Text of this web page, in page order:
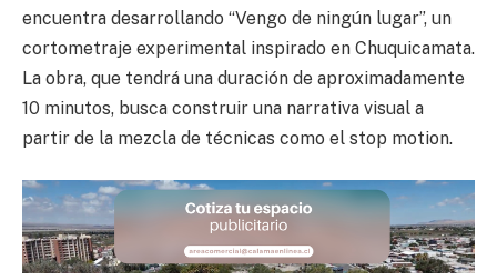
encuentra desarrollando “Vengo de ningún lugar”, un
cortometraje experimental inspirado en Chuquicamata.
La obra, que tendrá una duración de aproximadamente
10 minutos, busca construir una narrativa visual a
partir de la mezcla de técnicas como el stop motion.